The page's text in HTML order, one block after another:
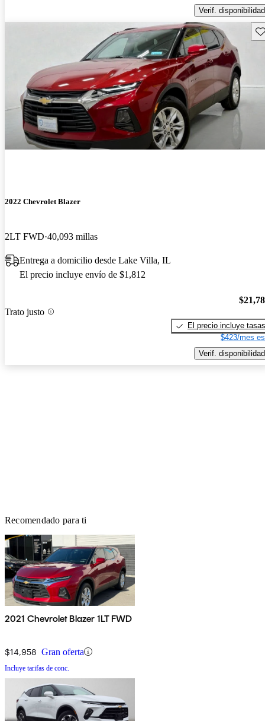
Verif. disponibilidad
2022 Chevrolet Blazer
2LT FWD 40,093 millas
Entrega a domicilio desde Lake Villa, IL
El precio incluye envío de $1,812
Trato justo
El precio incluye tasas
$423/mes
Verif. disponibilidad
Recomendado para ti
2021 Chevrolet Blazer 1LT FWD
$14,958 Gran oferta
Incluye tarifas de conc.